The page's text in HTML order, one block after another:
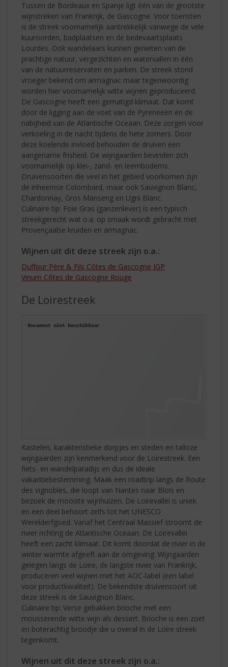
Tussen de Bordeaux en Spanje ligt één van de grootste
wijnstreken van Frankrijk, de Gascogne. Voor toeristen
is de streek voornamelijk aantrekkelijk vanwege de vele
kuuroorden, badplaatsen en de bedevaartsplaats
Lourdes. Ook wandelaars kunnen genieten van de
prachtige natuur, vergezichten en watervallen in één
van de natuurreservaten en parken. De streek stond
vroeger bekend om armagnac maar tegenwoordig
worden hier voornamelijk witte wijnen geproduceerd.
De Gascogne heeft een gematigd klimaat. Dat komt
door de ligging aan de voet van de Pyreneeën en de
nabijheid van de Atlantische Oceaan. Deze zorgen voor
verkoeling in de nacht tijdens de hete zomers. Door
deze koelende invloed behouden de druiven een
aangename frisheid. De wijngaarden bevinden zich
voornamelijk op klei-, zand- en leembodems.
Druivensoorten die veel in het gebied voorkomen zijn
de inheemse Colombard, maar ook Sauvignon Blanc,
Chardonnay, Gros Manseng en Ugni Blanc.
Culinaire tip: Foie Gras (ganzenlever) is een typisch
streekgerecht wat o.a. op smaak wordt gebracht met
Provençaalse kruiden en armagnac.
Wijnen uit dit deze streek zijn o.a.:
Duffour Père & Fils Côtes de Gascogne IGP
Vinum Côtes de Gascogne Rouge
De Loirestreek
Kastelen, karakteristieke dorpjes en steden en talloze
wijngaarden zijn kenmerkend voor de Loirestreek. Een
fiets- en wandelparadijs en dus de ideale
vakantiebestemming. Maak een roadtrip langs de Route
des vignobles, die loopt van Nantes naar Blois en
bezoek de mooiste wijnhuizen. De Loirevallei is uniek
en een deel behoort zelfs tot het UNESCO
Werelderfgoed. Vanaf het Centraal Massief stroomt de
rivier richting de Atlantische Oceaan. De Loirevallei
heeft een zacht klimaat. Dit komt doordat de rivier in de
winter warmte afgeeft aan de omgeving. Wijngaarden
gelegen langs de Loire, de langste rivier van Frankrijk,
produceren veel wijnen met het AOC-label (een label
voor productkwaliteit). De bekendste druivensoort uit
deze streek is de Sauvignon Blanc.
Culinaire tip: Verse gebakken brioche met een
mousserende witte wijn als dessert. Brioche is een zoet
en boterachtig broodje die u overal in de Loire streek
tegenkomt.
Wijnen uit dit deze streek zijn o.a.: